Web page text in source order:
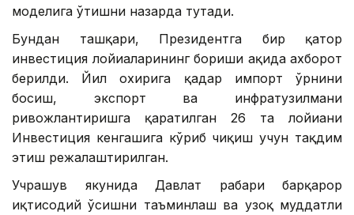
моделига ўтишни назарда тутади.
Бундан ташқари, Президентга бир қатор
инвестиция лойиҳаларининг бориши ҳақида ахборот
берилди. Йил охирига қадар импорт ўрнини
босиш, экспорт ва инфратузилмани
ривожлантиришга қаратилган 26 та лойиҳани
Инвестиция кенгашига кўриб чиқиш учун тақдим
этиш режалаштирилган.
Учрашув якунида Давлат раҳбари барқарор
иқтисодий ўсишни таъминлаш ва узоқ муддатли